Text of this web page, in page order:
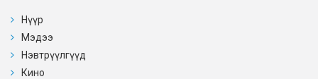
Нүүр
Мэдээ
Нэвтрүүлгүүд
Кино